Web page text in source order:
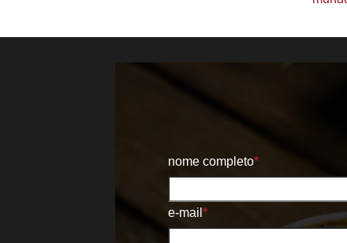
nome completo*
e-mail*